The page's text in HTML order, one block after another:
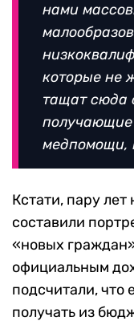
нами
которые не
тащат сюда
получающие
медпомощи,
Кстати, пару лет
составили
«новых
официальным
подсчитали, что
получать из